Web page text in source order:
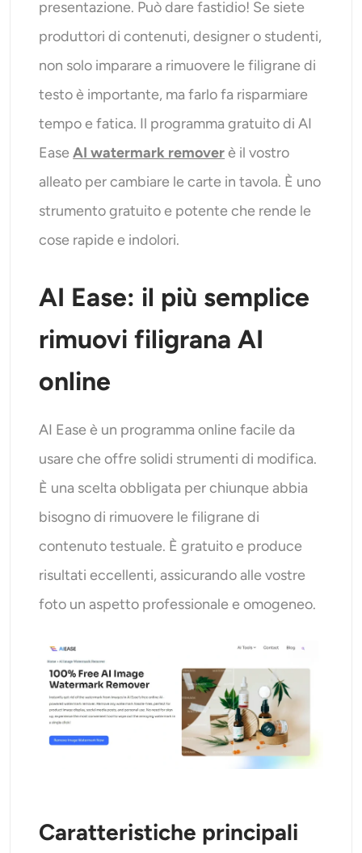
Generatore di colpi alla testa AI
Strumenti video
Potenziatore video
Rimozione filigrana video
presentazione. Può dare fastidio! Se siete
produttori di contenuti, designer o studenti,
non solo imparare a rimuovere le filigrane di
testo è importante, ma farlo fa risparmiare
tempo e fatica. Il programma gratuito di AI
EaseAI watermark removerè il vostro
alleato per cambiare le carte in tavola. È uno
strumento gratuito e potente che rende le
cose rapide e indolori.
AI Ease: il più semplice
rimuovi filigrana AI
online
AI Ease è un programma online facile da
usare che offre solidi strumenti di modifica.
È una scelta obbligata per chiunque abbia
bisogno di rimuovere le filigrane di
contenuto testuale. È gratuito e produce
risultati eccellenti, assicurando alle vostre
foto un aspetto professionale e omogeneo.
Caratteristiche principali